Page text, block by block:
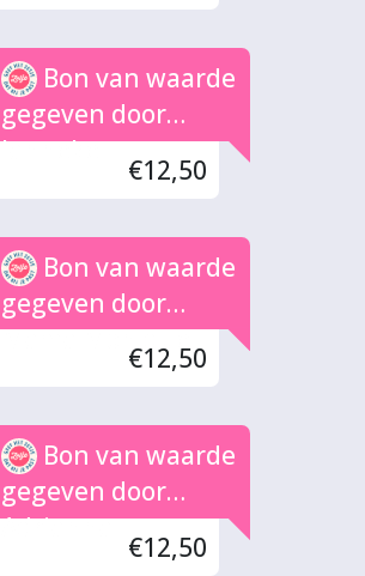
Bon van waarde
gegeven door
Janneke
€12,50
Bon van waarde
gegeven door
Mama Monique
€12,50
Bon van waarde
gegeven door
Adrianna
€12,50